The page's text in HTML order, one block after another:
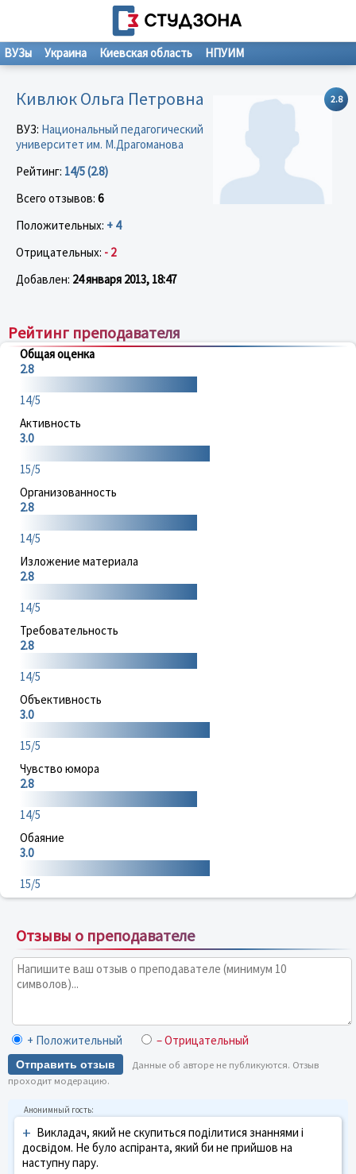
ВУЗы Украина Киевская область НПУИМ
2.8
Кивлюк Ольга Петровна
ВУЗ: Национальный педагогический
университет им. М.Драгоманова
Рейтинг: 14/5 (2.8)
Всего отзывов: 6
Положительных: + 4
Отрицательных: - 2
Добавлен: 24 января 2013, 18:47
Рейтинг преподавателя
Общая оценка
2.8
14/5
Активность
3.0
15/5
Организованность
2.8
14/5
Изложение материала
2.8
14/5
Требовательность
2.8
14/5
Объективность
3.0
15/5
Чувство юмора
2.8
14/5
Обаяние
3.0
15/5
Отзывы о преподавателе
+ Положительный – Отрицательный
Отправить отзыв
Данные об авторе не публикуются. Отзыв
проходит модерацию.
+ Викладач, який не скупиться поділитися знаннями і
досвідом. Не було аспіранта, який би не прийшов на
наступну пару.